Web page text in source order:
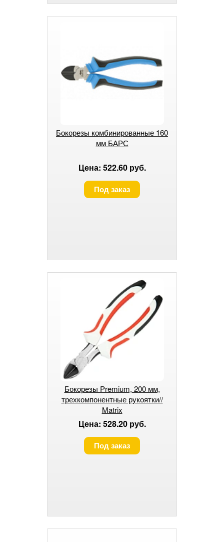
Бокорезы комбинированные 160
мм БАРС
Цена: 522.60 руб.
Под заказ
Бокорезы Premium, 200 мм,
трехкомпонентные рукоятки//
Matrix
Цена: 528.20 руб.
Под заказ